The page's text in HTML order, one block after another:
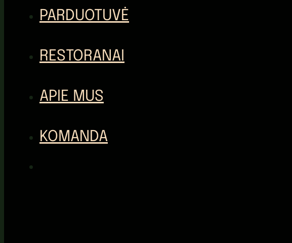
PARDUOTUVĖ
RESTORANAI
APIE MUS
KOMANDA